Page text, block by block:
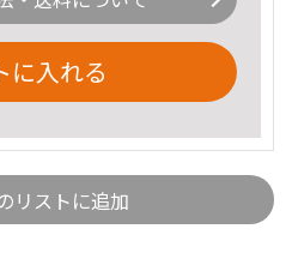
に入れる
リストに追加